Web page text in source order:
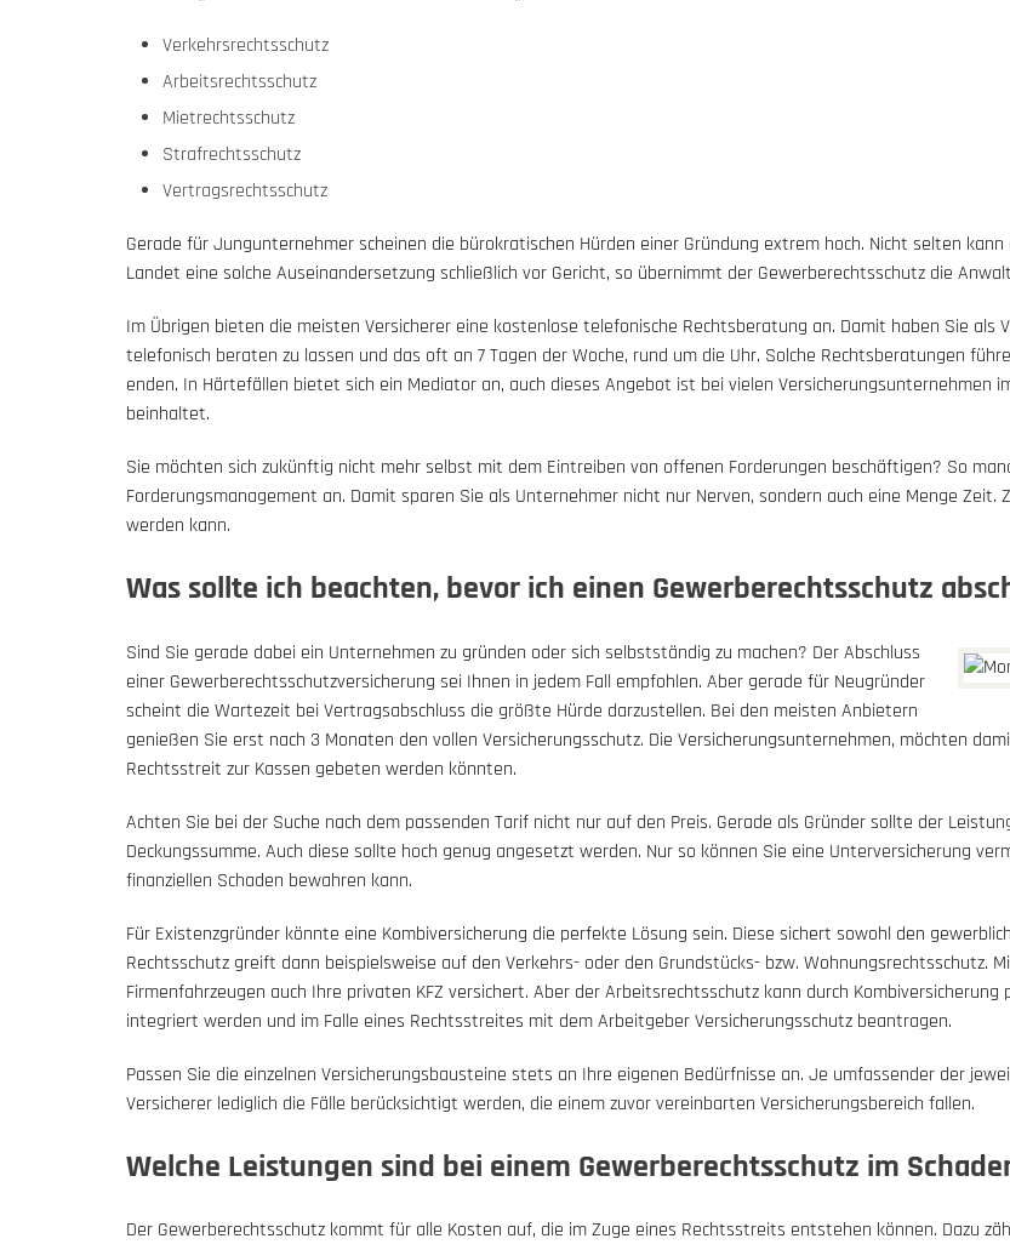
Verkehrsrechtsschutz
Arbeitsrechtsschutz
Mietrechtsschutz
Strafrechtsschutz
Vertragsrechtsschutz
Gerade für Jungunternehmer scheinen die bürokratischen Hürden einer Gründung extrem hoch. Nicht selten
Landet eine solche Auseinandersetzung schließlich vor Gericht, so übernimmt der Gewerberechtsschutz die
Im Übrigen bieten die meisten Versicherer eine kostenlose telefonische Rechtsberatung an. Damit haben Sie als
telefonisch beraten zu lassen und das oft an 7 Tagen der Woche, rund um die Uhr. Solche Rechtsberatungen
enden. In Härtefällen bietet sich ein Mediator an, auch dieses Angebot ist bei vielen Versicherungsunternehmen
beinhaltet.
Sie möchten sich zukünftig nicht mehr selbst mit dem Eintreiben von offenen Forderungen beschäftigen? So
Forderungsmanagement an. Damit sparen Sie als Unternehmer nicht nur Nerven, sondern auch eine Menge
werden kann.
Was sollte ich beachten, bevor ich einen Gewerberechtsschutz
Sind Sie gerade dabei ein Unternehmen zu gründen oder sich selbstständig zu machen? Der Abschluss
einer Gewerberechtsschutzversicherung sei Ihnen in jedem Fall empfohlen. Aber gerade für Neugründer
scheint die Wartezeit bei Vertragsabschluss die größte Hürde darzustellen. Bei den meisten Anbietern
genießen Sie erst nach 3 Monaten den vollen Versicherungsschutz. Die Versicherungsunternehmen, möchten
Rechtsstreit zur Kassen gebeten werden könnten.
Achten Sie bei der Suche nach dem passenden Tarif nicht nur auf den Preis. Gerade als Gründer sollte der
Deckungssumme. Auch diese sollte hoch genug angesetzt werden. Nur so können Sie eine Unterversicherung
finanziellen Schaden bewahren kann.
Für Existenzgründer könnte eine Kombiversicherung die perfekte Lösung sein. Diese sichert sowohl den
Rechtsschutz greift dann beispielsweise auf den Verkehrs- oder den Grundstücks- bzw. Wohnungsrechtsschutz.
Firmenfahrzeugen auch Ihre privaten KFZ versichert. Aber der Arbeitsrechtsschutz kann durch
integriert werden und im Falle eines Rechtsstreites mit dem Arbeitgeber Versicherungsschutz beantragen.
Passen Sie die einzelnen Versicherungsbausteine stets an Ihre eigenen Bedürfnisse an. Je umfassender der
Versicherer lediglich die Fälle berücksichtigt werden, die einem zuvor vereinbarten Versicherungsbereich fallen.
Welche Leistungen sind bei einem Gewerberechtsschutz im
Der Gewerberechtsschutz kommt für alle Kosten auf, die im Zuge eines Rechtsstreits entstehen können. Dazu